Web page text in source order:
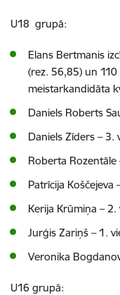
U18 grupā:
Elans Bertmanis
(rez. 56,85) un
meistarkandidāta
Daniels Roberts
Daniels Zīders – 3.
Roberta Rozentāle
Patrīcija Koščejeva
Kerija Krūmiņa –
Jurģis Zariņš – 1.
Veronika
U16 grupā: